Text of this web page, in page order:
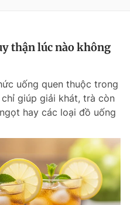
360
thận lúc nào không
uống quen thuộc trong
giúp giải khát, trà còn
hay các loại đồ uống